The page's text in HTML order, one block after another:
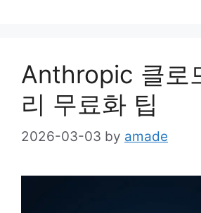
Anthropic 클로
리 무료화 팁
2026-03-03 by amade